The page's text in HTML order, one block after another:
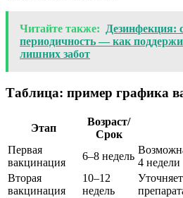
Читайте также:
Дезинфекция:
периодичность — как
лишних забот
Таблица: пример графика
Этап
Возраст/
Срок
Первая
вакцинация
6–8 недель
4 недели
Вторая
вакцинация
10–12
недель